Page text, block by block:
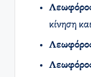
κίνηση